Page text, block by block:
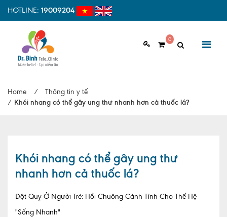
HOTLINE: 19009204
0
Giới thiệu chung
Đội ngũ y bác sĩ
Home /
Thông tin y tế
/ Khói nhang có thể gây ung thư nhanh hơn cả thuốc lá?
Khói nhang có thể gây ung thư
nhanh hơn cả thuốc lá?
Đột Quỵ Ở Người Trẻ: Hồi Chuông Cảnh Tỉnh Cho Thế Hệ
"Sống Nhanh"